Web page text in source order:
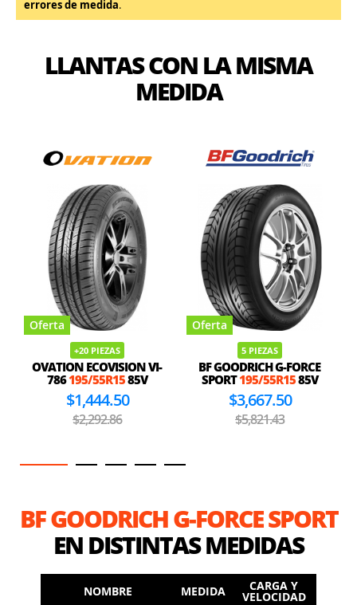
errores de medida.
LLANTAS CON LA MISMA
MEDIDA
Oferta
5 PIEZAS
BF GOODRICH G-FORCE
SPORT195/55R15
$3,667.50
$5,821.43
Oferta
7 PIEZAS
EUZKADI EURODRIVE 3
195/55R1585V
$1,948.50
$3,092.86
BF GOODRICH G-FORCE SPORT
EN DISTINTAS MEDIDAS
NOMBRE MEDIDA CARGA Y
VELOCIDAD